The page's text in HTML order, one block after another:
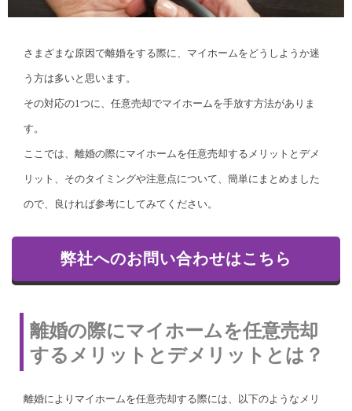
さまざまな原因で離婚をする際に、マイホームをどうしようか迷
う方は多いと思います。
その対応の1つに、任意売却でマイホームを手放す方法がありま
す。
ここでは、離婚の際にマイホームを任意売却するメリットとデメ
リット、そのタイミングや注意点について、簡単にまとめました
ので、良ければ参考にしてみてください。
弊社へのお問い合わせはこちら
離婚の際にマイホームを任意売却
するメリットとデメリットとは？
離婚によりマイホームを任意売却する際には、以下のようなメリ